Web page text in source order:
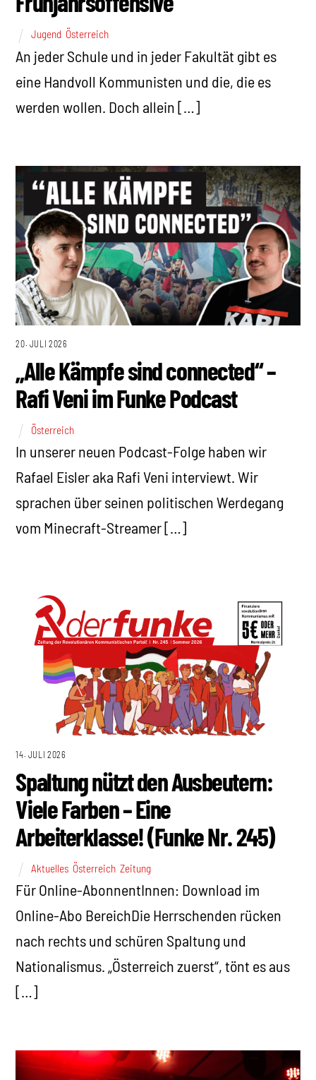
Jugend Österreich
An jeder Schule und in jeder Fakultät gibt es
eine Handvoll Kommunisten und die, die es
werden wollen. Doch allein […]
20. JULI 2026
„Alle Kämpfe sind connected“ –
Rafi Veni im Funke Podcast
Österreich
In unserer neuen Podcast-Folge haben wir
Rafael Eisler aka Rafi Veni interviewt. Wir
sprachen über seinen politischen Werdegang
vom Minecraft-Streamer […]
14. JULI 2026
Spaltung nützt den Ausbeutern:
Viele Farben – Eine
Arbeiterklasse! (Funke Nr. 245)
Aktuelles Österreich ,Zeitung
Für Online-AbonnentInnen: Download im
Online-Abo BereichDie Herrschenden rücken
nach rechts und schüren Spaltung und
Nationalismus. „Österreich zuerst“, tönt es aus
[…]